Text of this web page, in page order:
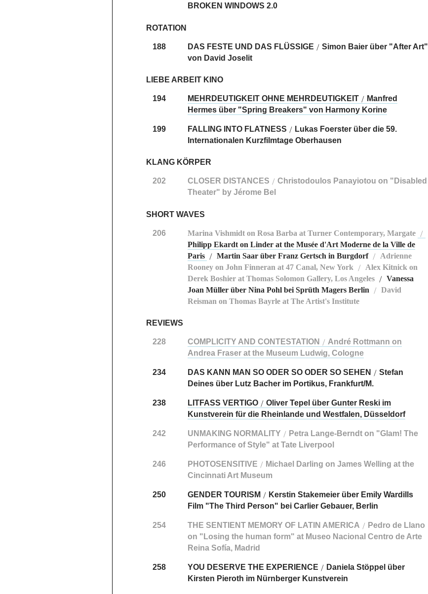
BROKEN WINDOWS 2.0
ROTATION
188 DAS FESTE UND DAS FLÜSSIGE / Simon Baier über "After Art"
von David Joselit
LIEBE ARBEIT KINO
194 MEHRDEUTIGKEIT OHNE MEHRDEUTIGKEIT / Manfred
Hermes über "Spring Breakers" von Harmony Korine
199 FALLING INTO FLATNESS / Lukas Foerster über die 59.
Internationalen Kurzfilmtage Oberhausen
KLANG KÖRPER
202 CLOSER DISTANCES / Christodoulos Panayiotou on "Disabled
Theater" by Jérome Bel
SHORT WAVES
206 Marina Vishmidt on Rosa Barba at Turner Contemporary, Margate /
Philipp Ekardt on Linder at the Musée d'Art Moderne de la Ville de
Paris
/ Martin Saar über Franz Gertsch in Burgdorf / Adrienne
Rooney on John Finneran at 47 Canal, New York
/ Alex Kitnick on
Derek Boshier at Thomas Solomon Gallery, Los Angeles
/ Vanessa
Joan Müller über Nina Pohl bei Sprüth Magers Berlin
/ David
Reisman on Thomas Bayrle at The Artist's Institute
REVIEWS
228 COMPLICITY AND CONTESTATION / André Rottmann on
Andrea Fraser at the Museum Ludwig, Cologne
234 DAS KANN MAN SO ODER SO ODER SO SEHEN / Stefan
Deines über Lutz Bacher im Portikus, Frankfurt/M.
238 LITFASS VERTIGO/ Oliver Tepel über Gunter Reski im
Kunstverein für die Rheinlande und Westfalen, Düsseldorf
242 UNMAKING NORMALITY / Petra Lange-Berndt on "Glam! The
Performance of Style" at Tate Liverpool
246 PHOTOSENSITIVE / Michael Darling on James Welling at the
Cincinnati Art Museum
250 GENDER TOURISM / Kerstin Stakemeier über Emily Wardills
Film "The Third Person" bei Carlier Gebauer, Berlin
254 THE SENTIENT MEMORY OF LATIN AMERICA / Pedro de Llano
on "Losing the human form" at Museo Nacional Centro de Arte
Reina Sofía, Madrid
258 YOU DESERVE THE EXPERIENCE / Daniela Stöppel über
Kirsten Pieroth im Nürnberger Kunstverein